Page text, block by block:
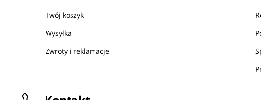
Twój koszyk
Wysyłka
Zwroty i reklamacje